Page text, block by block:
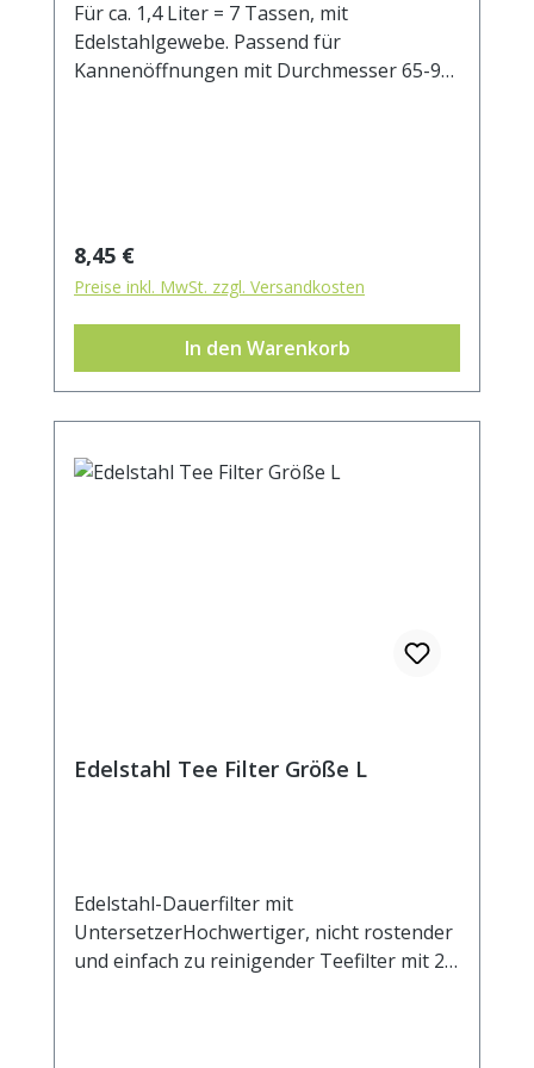
Für ca. 1,4 Liter = 7 Tassen, mit
Edelstahlgewebe. Passend für
Kannenöffnungen mit Durchmesser 65-95
Regulärer Preis:
8,45 €
Preise inkl. MwSt. zzgl. Versandkosten
In den Warenkorb
Edelstahl Tee Filter Größe L
Edelstahl-Dauerfilter mit
UntersetzerHochwertiger, nicht rostender
und einfach zu reinigender Teefilter mit 2